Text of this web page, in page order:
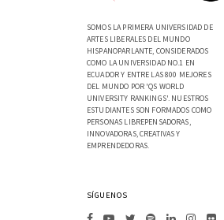
SOMOS LA PRIMERA UNIVERSIDAD DE
ARTES LIBERALES DEL MUNDO
HISPANOPARLANTE, CONSIDERADOS
COMO LA UNIVERSIDAD NO.1 EN
ECUADOR Y ENTRE LAS 800 MEJORES
DEL MUNDO POR 'QS WORLD
UNIVERSITY RANKINGS'. NUESTROS
ESTUDIANTES SON FORMADOS COMO
PERSONAS LIBREPENSADORAS,
INNOVADORAS, CREATIVAS Y
EMPRENDEDORAS.
SÍGUENOS